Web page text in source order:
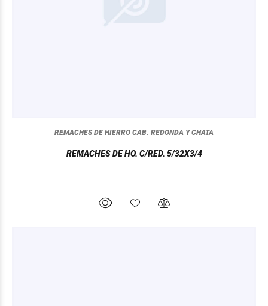
REMACHES DE HIERRO CAB. REDONDA Y CHATA
REMACHES DE HO. C/RED. 5/32X3/4